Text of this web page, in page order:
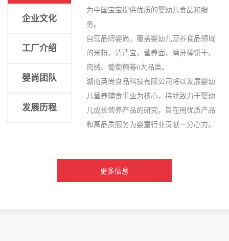
企业文化
工厂介绍
婴尚团队
发展历程
为中国宝宝提供优质的婴幼儿食品和服
务。
自营品牌婴尚，覆盖婴幼儿营养食品领域
的米粉、清清宝、营养面、磨牙棒饼干、
肉绒、葡萄糖等6大品类。
湖南英尚食品科技有限公司将以发展婴幼
儿营养辅食事业为核心，持续致力于婴幼
儿成长营养产品的研究，旨在用优质产品
和高品质服务为婴童行业贡献一分心力。
更多信息